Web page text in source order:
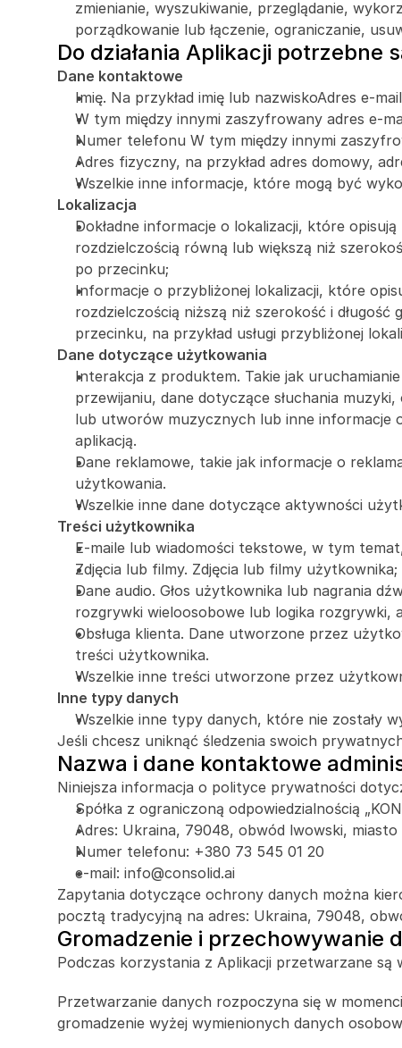
zmienianie, wyszukiwanie, przeglądanie,
porządkowanie lub łączenie, ograniczanie,
Do działania Aplikacji potrzebne
Dane kontaktowe
Imię. Na przykład imię lub nazwiskoAdres e-mail
W tym między innymi zaszyfrowany adres e-
Numer telefonu W tym między innymi
Adres fizyczny, na przykład adres domowy,
Wszelkie inne informacje, które mogą być
Lokalizacja
Dokładne informacje o lokalizacji, które
rozdzielczością równą lub większą niż
po przecinku;
Informacje o przybliżonej lokalizacji, które
rozdzielczością niższą niż szerokość i
przecinku, na przykład usługi przybliżonej
Dane dotyczące użytkowania
Interakcja z produktem. Takie jak
przewijaniu, dane dotyczące słuchania
lub utworów muzycznych lub inne informacje
aplikacją.
Dane reklamowe, takie jak informacje o
użytkowania.
Wszelkie inne dane dotyczące aktywności
Treści użytkownika
E-maile lub wiadomości tekstowe, w tym
Zdjęcia lub filmy. Zdjęcia lub filmy użytkownika;
Dane audio. Głos użytkownika lub nagrania
rozgrywki wieloosobowe lub logika
Obsługa klienta. Dane utworzone przez
treści użytkownika.
Wszelkie inne treści utworzone przez
Inne typy danych
Wszelkie inne typy danych, które nie zostały
Jeśli chcesz uniknąć śledzenia swoich
Nazwa i dane kontaktowe
Niniejsza informacja o polityce prywatności
Spółka z ograniczoną odpowiedzialnością
Adres: Ukraina, 79048, obwód lwowski, miasto
Numer telefonu: +380 73 545 01 20
e-mail: info@consolid.ai
Zapytania dotyczące ochrony danych można
pocztą tradycyjną na adres: Ukraina, 79048,
Gromadzenie i przechowywanie
Podczas korzystania z Aplikacji przetwarzane są
Przetwarzanie danych rozpoczyna się w
gromadzenie wyżej wymienionych danych